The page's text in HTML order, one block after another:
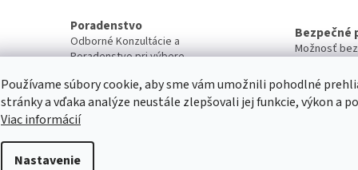
Používame súbory cookie, aby sme vám umožnili pohodlné
stránky a vďaka analýze neustále zlepšovali jej funkcie, výkon a
Viac informácií
Nastavenie
Poradenstvo
Odborné Konzultácie a
Poradenstvo pri výbere
Bezpečné
Možnosť
Servis
Kvalitný záručný aj pozáručný servis
Viac o našich servisných službách ....